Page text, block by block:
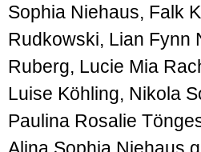
Sophia Niehaus, Falk
Rudkowski, Lian Fynn
Ruberg, Lucie Mia
Luise Köhling, Nikola
Paulina Rosalie
Alina Sophia Niehaus